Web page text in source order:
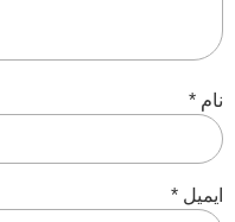
نام *
ایمیل *